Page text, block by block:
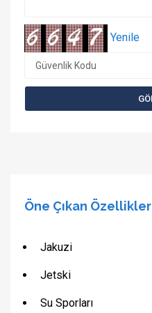
Yenile
Öne Çıkan Özellikler
Jakuzi
Jetski
Su Sporları